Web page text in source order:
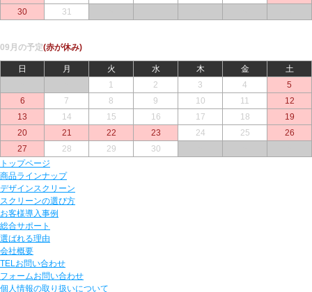
30
31
09月の予定(赤が休み)
日 月 火 水 木 金
土
1 2 3 4
5
6
7 8 9 10 11
12
13
14 15 16 17 18
19
20
21 22 23 24 25
26
27
28 29 30
トップページ
商品ラインナップ
デザインスクリーン
スクリーンの選び方
お客様導入事例
総合サポート
選ばれる理由
会社概要
TELお問い合わせ
フォームお問い合わせ
個人情報の取り扱いについて